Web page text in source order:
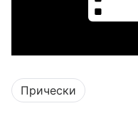
Прически